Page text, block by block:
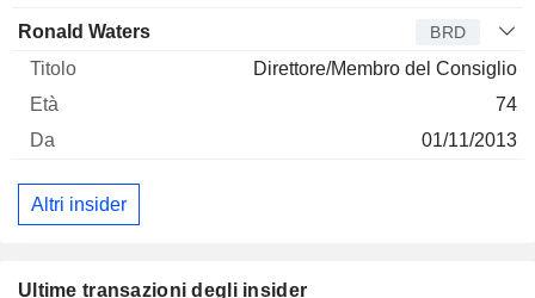
Ronald Waters BRD
Direttore/Membro del Consiglio
74
01/11/2013
Altri insider
Ultime transazioni degli insider